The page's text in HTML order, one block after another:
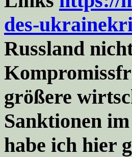
des-
Russland
größere
Sanktionen
habe ich hier